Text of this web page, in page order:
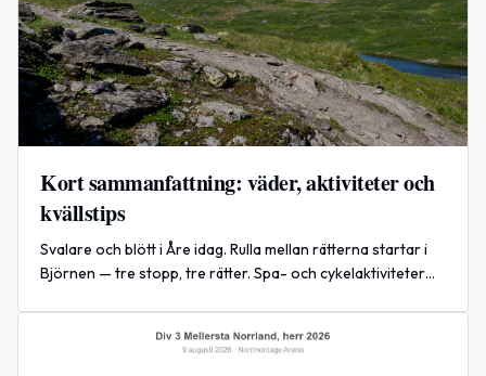
Kort sammanfattning: väder, aktiviteter och
kvällstips
Svalare och blött i Åre idag. Rulla mellan rätterna startar i
Björnen — tre stopp, tre rätter. Spa- och cykelaktiviteter